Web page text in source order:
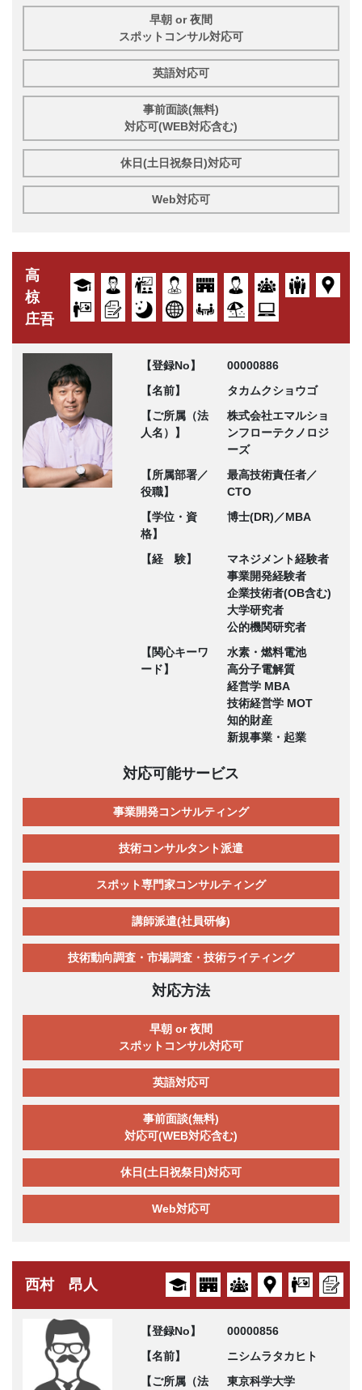
早朝 or 夜間
スポットコンサル対応可
英語対応可
事前面談(無料)
対応可(WEB対応含む)
休日(土日祝祭日)対応可
Web対応可
高
椋
庄吾
【登録No】
00000886
【名前】
タカムクショウゴ
【ご所属（法
人名）】
株式会社エマルショ
ンフローテクノロジ
ーズ
【所属部署／
役職】
最高技術責任者／
CTO
【学位・資
格】
博士(DR)／MBA
【経 験】
マネジメント経験者
事業開発経験者
企業技術者(OB含む)
大学研究者
公的機関研究者
【関心キーワ
ード】
水素・燃料電池
高分子電解質
経営学 MBA
技術経営学 MOT
知的財産
新規事業・起業
対応可能サービス
事業開発コンサルティング
技術コンサルタント派遣
スポット専門家コンサルティング
講師派遣(社員研修)
技術動向調査・市場調査・技術ライティング
対応方法
早朝 or 夜間
スポットコンサル対応可
英語対応可
事前面談(無料)
対応可(WEB対応含む)
休日(土日祝祭日)対応可
Web対応可
西村 昂人
【登録No】
00000856
【名前】
ニシムラタカヒト
【ご所属（法
東京科学大学